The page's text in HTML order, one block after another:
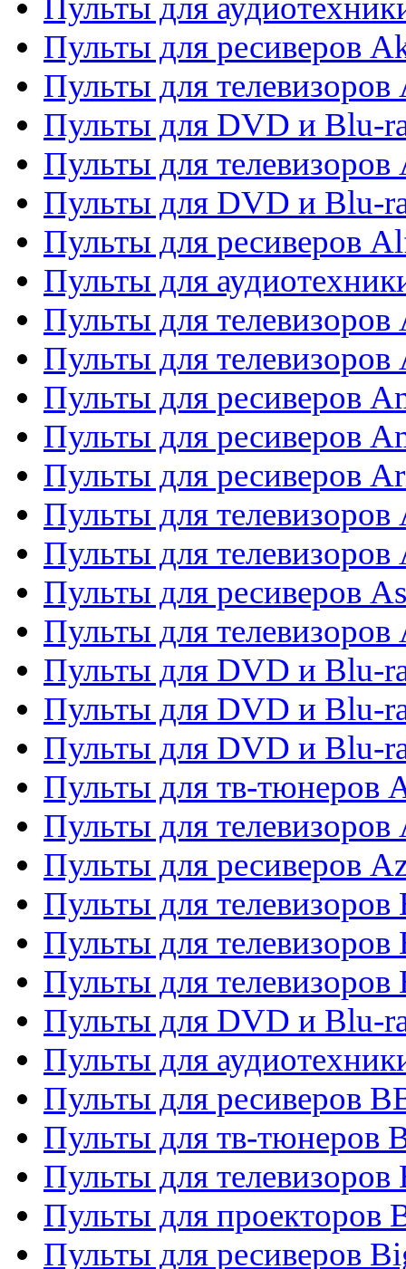
Пульты для
Пульты для ресиверов
Пульты для телевизоров
Пульты для DVD и Blu-
Пульты для
Пульты для DVD и Blu-
Пульты для ресиверов
Пульты для
Пульты для
Пульты для
Пульты для ресиверов
Пульты для ресиверов
Пульты для ресиверов
Пульты для
Пульты для телевизоров
Пульты для ресиверов
Пульты для телевизоров
Пульты для DVD и Blu-
Пульты для DVD и Blu-
Пульты для DVD и Blu-
Пульты для тв-тюнеров
Пульты для телевизоров
Пульты для ресиверов
Пульты для
Пульты для
Пульты для
Пульты для DVD и Blu-
Пульты для
Пульты для ресиверов
Пульты для тв-тюнеров
Пульты для телевизоров
Пульты для проекторов
Пульты для ресиверов